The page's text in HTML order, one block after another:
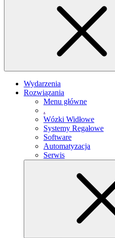
Wydarzenia
Rozwiązania
Menu główne
.
Wózki Widłowe
Systemy Regałowe
Software
Automatyzacja
Serwis